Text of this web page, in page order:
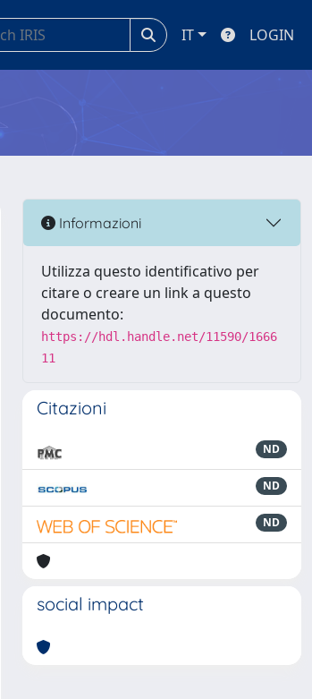
IT LOGIN
Informazioni
Utilizza questo identificativo per
citare o creare un link a questo
documento:
https://hdl.handle.net/11590/1666
11
Citazioni
ND
ND
ND
social impact